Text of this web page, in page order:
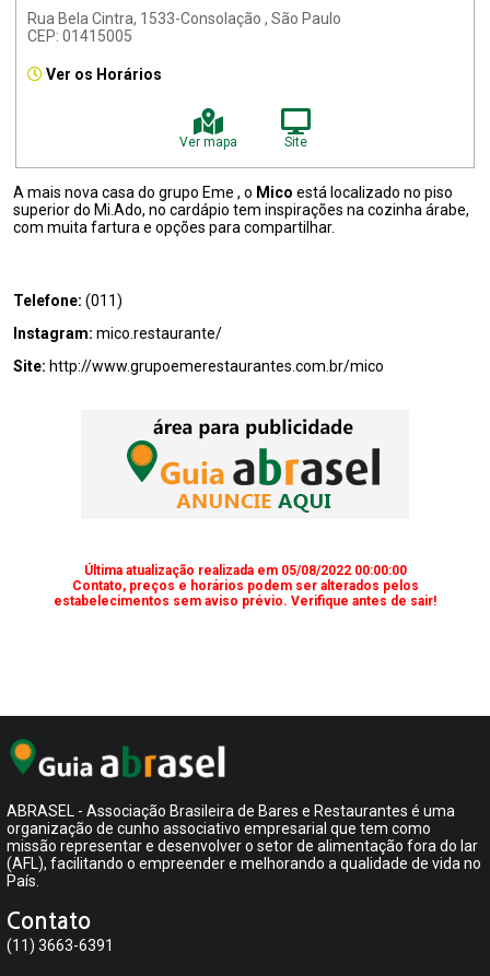
Rua Bela Cintra, 1533-Consolação , São Paulo
CEP: 01415005
Ver os Horários
Ver mapa Site
A mais nova casa do grupo Eme , o Mico está localizado no piso
superior do Mi.Ado, no cardápio tem inspirações na cozinha árabe,
com muita fartura e opções para compartilhar.
Telefone: (011)
Instagram: mico.restaurante/
Site: http://www.grupoemerestaurantes.com.br/mico
Última atualização realizada em 05/08/2022 00:00:00
Contato, preços e horários podem ser alterados pelos
estabelecimentos sem aviso prévio. Verifique antes de sair!
ABRASEL - Associação Brasileira de Bares e Restaurantes é uma
organização de cunho associativo empresarial que tem como
missão representar e desenvolver o setor de alimentação fora do lar
(AFL), facilitando o empreender e melhorando a qualidade de vida no
País.
Contato
(11) 3663-6391